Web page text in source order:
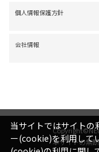
個人情報保護方針
会社情報
本サイトの無
当サイトではサイトの
ー(cookie)を利用して